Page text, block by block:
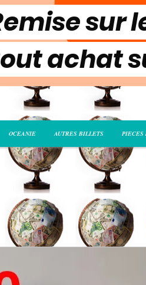
achat
OCEANIE AUTRES BILLETS PIECES